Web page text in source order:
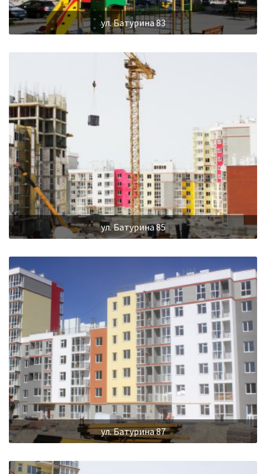
ул. Батурина 83
ул. Батурина 85
ул. Батурина 87